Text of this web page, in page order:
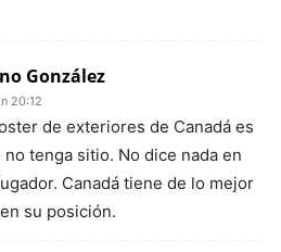
González
20:12
de exteriores de Canadá es
no tenga sitio. No dice nada en
Canadá tiene de lo mejor
su posición.